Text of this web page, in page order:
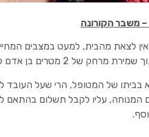
– משבר הקורונה
לצאת מהבית, למעט במצבים
של 2 מטרים בן אדם לאדם.
בביתו של המטופל, הרי שעל
המנוחה, עליו לקבל תשלום